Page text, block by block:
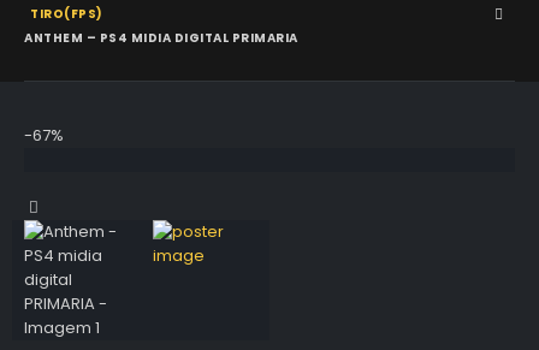
TIRO(FPS)
ANTHEM – PS4 MIDIA DIGITAL PRIMARIA
-67%